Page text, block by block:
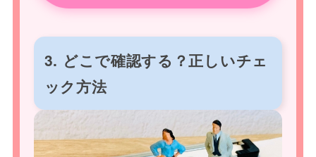
3. どこで確認する？正しいチェ
ック方法